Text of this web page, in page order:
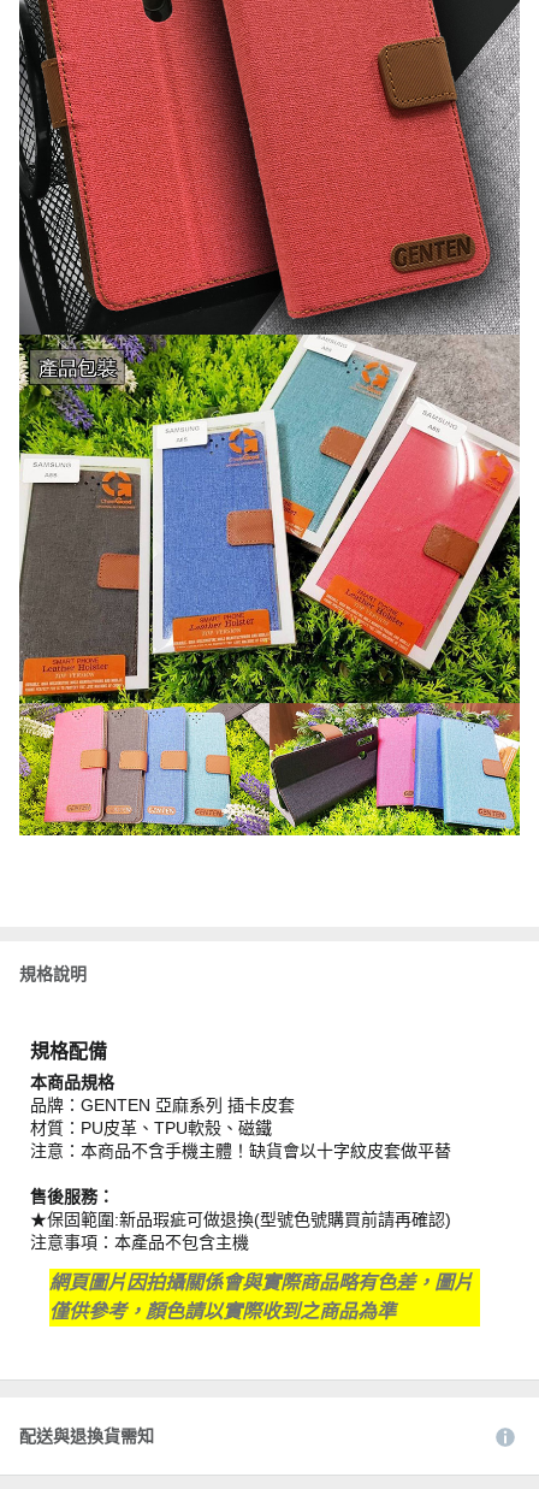
規格說明
規格配備
本商品規格
品牌：GENTEN 亞麻系列 插卡皮套
材質：PU皮革、TPU軟殼、磁鐵
注意：本商品不含手機主體！缺貨會以十字紋皮套做平替
售後服務：
★保固範圍:新品瑕疵可做退換(型號色號購買前請再確認)
注意事項：本產品不包含主機
網頁圖片因拍攝關係會與實際商品略有色差，圖片
僅供參考，顏色請以實際收到之商品為準
配送與退換貨需知